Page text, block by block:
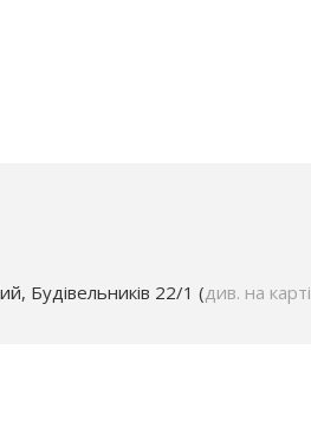
Будівельників 22/1 (див. на карті